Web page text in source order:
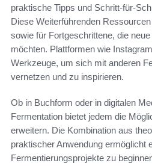
praktische Tipps und Schritt-für-
Diese Weiterführenden
sowie für Fortgeschrittene, die
möchten. Plattformen wie
Werkzeuge, um sich mit anderen
vernetzen und zu inspirieren.
Ob in Buchform oder in digitalen
Fermentation bietet jedem die
erweitern. Die Kombination aus
praktischer Anwendung ermöglicht
Fermentierungsprojekte zu